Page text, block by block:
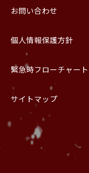
お問い合わせ
個人情報保護方針
緊急時フローチャート
サイトマップ